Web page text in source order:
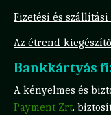
Fizetési és
Az étrend-
Bankkártyás
A kényelmes és
Payment Zrt.